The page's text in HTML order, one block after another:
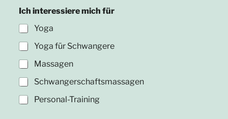
Ich interessiere mich für
Yoga
Yoga für Schwangere
Massagen
Schwangerschaftsmassagen
Personal-Training